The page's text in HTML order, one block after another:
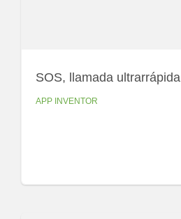
SOS, llamada ultrarrápida
APP INVENTOR